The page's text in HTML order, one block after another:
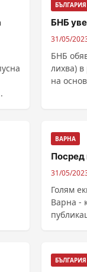
БЪЛГАРИЯ
БНБ
31/05/
БНБ
лихва)
на
ВАРНА
Посред
31/05/
Голям
Варна -
БЪЛГАРИЯ